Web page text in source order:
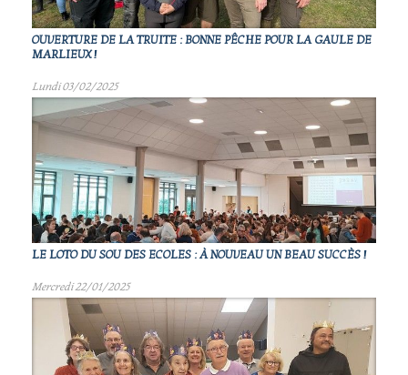
OUVERTURE DE LA TRUITE : BONNE PÊCHE POUR LA GAULE DE
MARLIEUX !
Lundi 03/02/2025
LE LOTO DU SOU DES ECOLES : À NOUVEAU UN BEAU SUCCÈS !
Mercredi 22/01/2025